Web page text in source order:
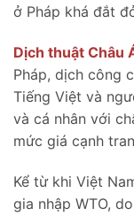
ở Pháp khá đắt
Dịch thuật Châu
Pháp, dịch công
Tiếng Việt và
và cá nhân với
mức giá cạnh
Kể từ khi Việt
gia nhập WTO,